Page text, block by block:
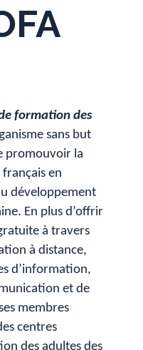
formation des
sans but
promouvoir la
en
développement
En plus d’offrir
à travers
à distance,
d’information,
et de
membres
centres
des adultes des